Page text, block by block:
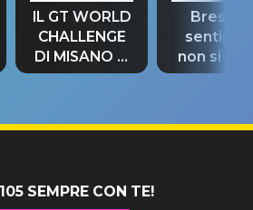
IL GT WORLD
CHALLENGE
DI MISANO si
riconferma
Bresh:
non si
fino alla
SEMPRE CON TE!